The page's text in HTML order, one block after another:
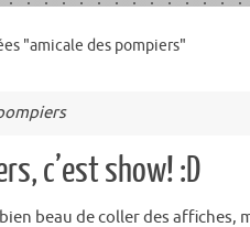
"amicale des pompiers"
c’est show! :D
bien beau de coller des affiches,